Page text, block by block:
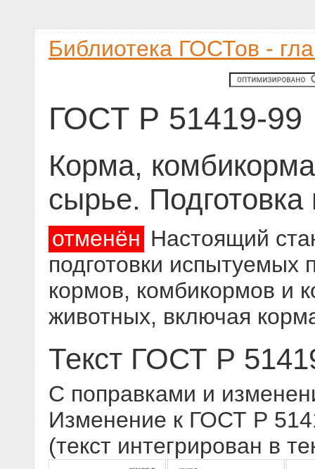
Библиотека ГОСТов -
ГОСТ Р 51419-99
Корма,
сырье.
отменён Настоящий
подготовки испытуемых
кормов, комбикормов и
животных, включая
Текст ГОСТ Р
С поправками и
Изменение к ГОСТ Р
(текст интегрирован в